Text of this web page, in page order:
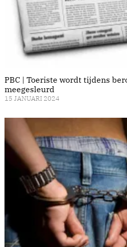
PBC | Toeriste wordt tijdens
meegesleurd
15 JANUARI 2024